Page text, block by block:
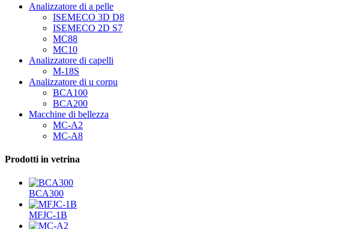
Analizzatore di a pelle
ISEMECO 3D D8
ISEMECO 2D S7
MC88
MC10
Analizzatore di capelli
M-18S
Analizzatore di u corpu
BCA100
BCA200
Macchine di bellezza
MC-A2
MC-A8
Prodotti in vetrina
BCA300
MFJC-1B